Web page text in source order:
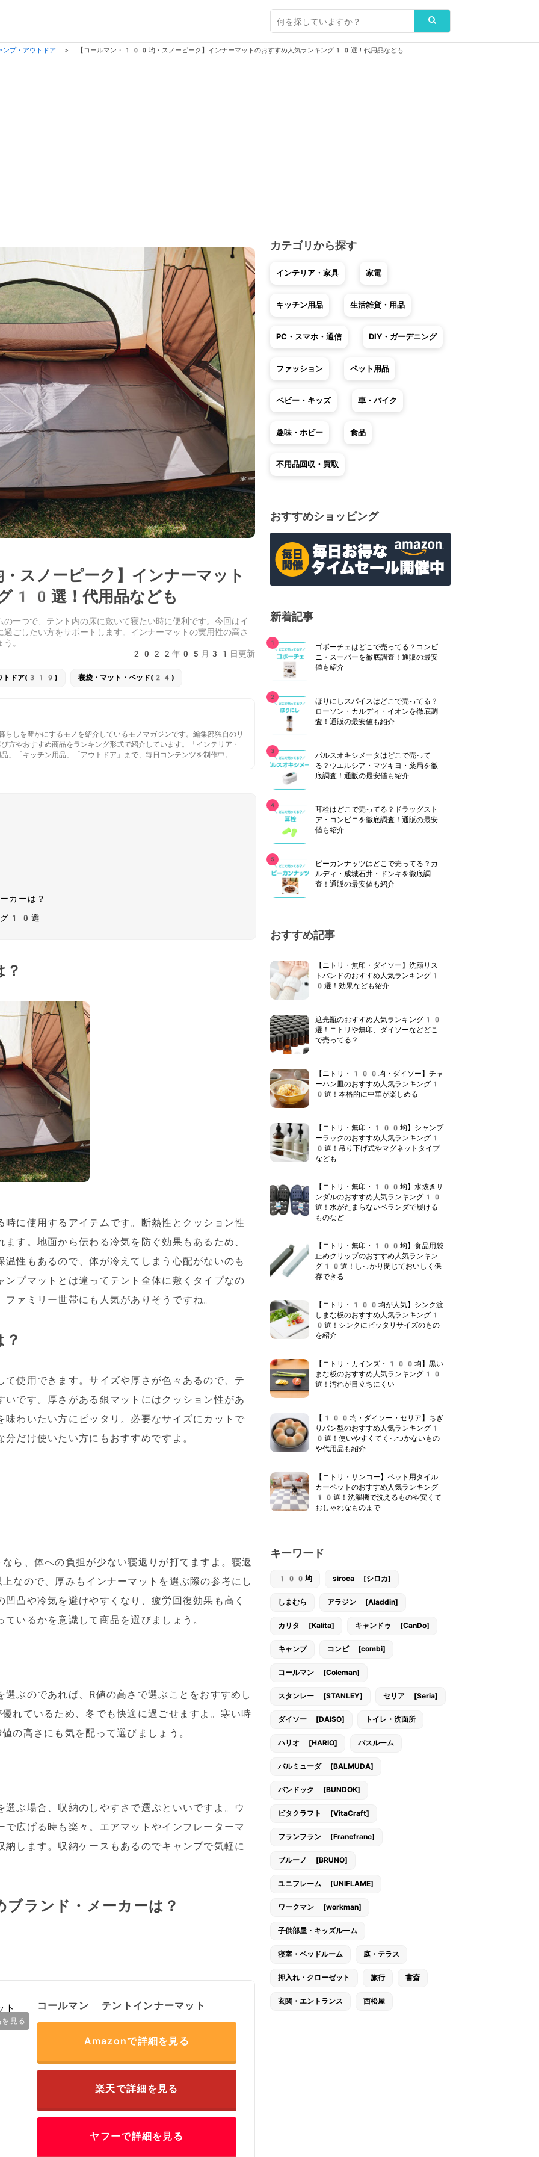
ンプ・アウトドア > 【コールマン・100均・スノーピーク】インナーマットのおすすめ人気ランキング10選！代用品なども
ノーピーク】インナーマット
10選！代用品なども
一つで、テント内の床に敷いて寝たい時に便利です。今回はイ
ごしたい方をサポートします。インナーマットの実用性の高さ
。
2022年05月31日更新
ウトドア(319) 寝袋・マット・ベッド(24)
しを豊かにするモノを紹介しているモノマガジンです。編集部独自のリ
方やおすすめ商品をランキング形式で紹介しています。「インテリア・
」「キッチン用品」「アウトドア」まで、毎日コンテンツを制作中。
カーは？
グ10選
に使用するアイテムです。断熱性とクッション性
す。地面から伝わる冷気を防ぐ効果もあるため、
性もあるので、体が冷えてしまう心配がないのも
プマットとは違ってテント全体に敷くタイプなの
ァミリー世帯にも人気がありそうですね。
使用できます。サイズや厚さが色々あるので、テ
です。厚さがある銀マットにはクッション性があ
わいたい方にピッタリ。必要なサイズにカットで
だけ使いたい方にもおすすめですよ。
ら、体への負担が少ない寝返りが打てますよ。寝返
なので、厚みもインナーマットを選ぶ際の参考にし
凸や冷気を避けやすくなり、疲労回復効果も高く
いるかを意識して商品を選びましょう。
ぶのであれば、R値の高さで選ぶことをおすすめし
れているため、冬でも快適に過ごせますよ。寒い時
の高さにも気を配って選びましょう。
ぶ場合、収納のしやすさで選ぶといいですよ。ウ
広げる時も楽々。エアマットやインフレーターマ
します。収納ケースもあるのでキャンプで気軽に
ランド・メーカーは？
見る
コールマン テントインナーマット
Amazonで詳細を見る
楽天で詳細を見る
ヤフーで詳細を見る
カテゴリから探す
インテリア・家具 家電
キッチン用品 生活雑貨・用品
PC・スマホ・通信 DIY・ガーデニング
ファッション ペット用品
ベビー・キッズ 車・バイク
趣味・ホビー 食品
不用品回収・買取
おすすめショッピング
新着記事
ゴボーチェはどこで売ってる？コンビ
ニ・スーパーを徹底調査！通販の最安
値も紹介
ほりにしスパイスはどこで売ってる？
ローソン・カルディ・イオンを徹底調
査！通販の最安値も紹介
パルスオキシメータはどこで売って
る？ウエルシア・マツキヨ・薬局を徹
底調査！通販の最安値も紹介
耳栓はどこで売ってる？ドラッグスト
ア・コンビニを徹底調査！通販の最安
値も紹介
ピーカンナッツはどこで売ってる？カ
ルディ・成城石井・ドンキを徹底調
査！通販の最安値も紹介
おすすめ記事
【ニトリ・無印・ダイソー】洗顔リス
トバンドのおすすめ人気ランキング1
0選！効果なども紹介
遮光瓶のおすすめ人気ランキング10
選！ニトリや無印、ダイソーなどどこ
で売ってる？
【ニトリ・100均・ダイソー】チャ
ーハン皿のおすすめ人気ランキング1
0選！本格的に中華が楽しめる
【ニトリ・無印・100均】シャンプ
ーラックのおすすめ人気ランキング1
0選！吊り下げ式やマグネットタイプ
なども
【ニトリ・無印・100均】水抜きサ
ンダルのおすすめ人気ランキング10
選！水がたまらないベランダで履ける
ものなど
【ニトリ・無印・100均】食品用袋
止めクリップのおすすめ人気ランキン
グ10選！しっかり閉じておいしく保
存できる
【ニトリ・100均が人気】シンク渡
しまな板のおすすめ人気ランキング1
0選！シンクにピッタリサイズのもの
を紹介
【ニトリ・カインズ・100均】黒い
まな板のおすすめ人気ランキング10
選！汚れが目立ちにくい
【100均・ダイソー・セリア】ちぎ
りパン型のおすすめ人気ランキング1
0選！使いやすくてくっつかないもの
や代用品も紹介
【ニトリ・サンコー】ペット用タイル
カーペットのおすすめ人気ランキング
10選！洗濯機で洗えるものや安くて
おしゃれなものまで
キーワード
100均 siroca [シロカ]
しまむら アラジン [Aladdin]
カリタ [Kalita] キャンドゥ [CanDo]
キャンプ コンビ [combi]
コールマン [Coleman]
スタンレー [STANLEY] セリア [Seria]
ダイソー [DAISO] トイレ・洗面所
ハリオ [HARIO] バスルーム
バルミューダ [BALMUDA]
バンドック [BUNDOK]
ビタクラフト [VitaCraft]
フランフラン [Francfranc]
ブルーノ [BRUNO]
ユニフレーム [UNIFLAME]
ワークマン [workman]
子供部屋・キッズルーム
寝室・ベッドルーム 庭・テラス
押入れ・クローゼット 旅行 書斎
玄関・エントランス 西松屋